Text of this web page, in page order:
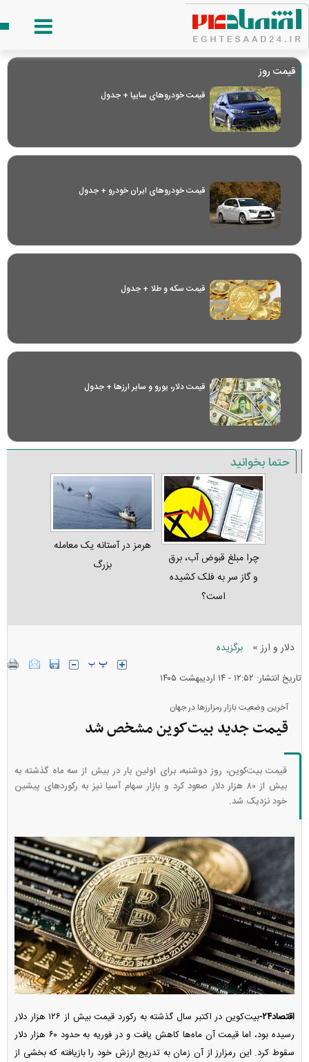
قیمت روز
قیمت خودرو‌های سایپا + جدول
قیمت خودرو‌های ایران خودرو + جدول
قیمت سکه و طلا + جدول
قیمت دلار، یورو و سایر ارز‌ها + جدول
حتما بخوانید
چرا مبلغ قبوض آب، برق
و گاز سر به فلک کشیده
است؟
هرمز در آستانه یک معامله
بزرگ
دلار و ارز » برگزیده
تاریخ انتشار: ۱۲:۵۲ - ۱۴ ارديبهشت ۱۴۰۵
آخرین وضعیت بازار رمزارزها در جهان
قیمت جدید بیت‌کوین مشخص شد
قیمت بیت‌کوین، روز دوشنبه، برای اولین بار در بیش از سه ماه گذشته به
بیش از ۸۰ هزار دلار صعود کرد و بازار سهام آسیا نیز به رکوردهای پیشین
خود نزدیک شد.
اقتصاد۲۴-
بیت‌کوین در اکتبر سال گذشته به رکورد قیمت بیش از ۱۲۶ هزار دلار
رسیده بود، اما قیمت آن ماه‌ها کاهش یافت و در فوریه به حدود ۶۰ هزار دلار
سقوط کرد. این رمزارز از آن زمان به تدریج ارزش خود را بازیافته که بخشی از